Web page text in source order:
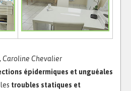
, Caroline Chevalier
épidermiques et unguéales
troubles statiques et